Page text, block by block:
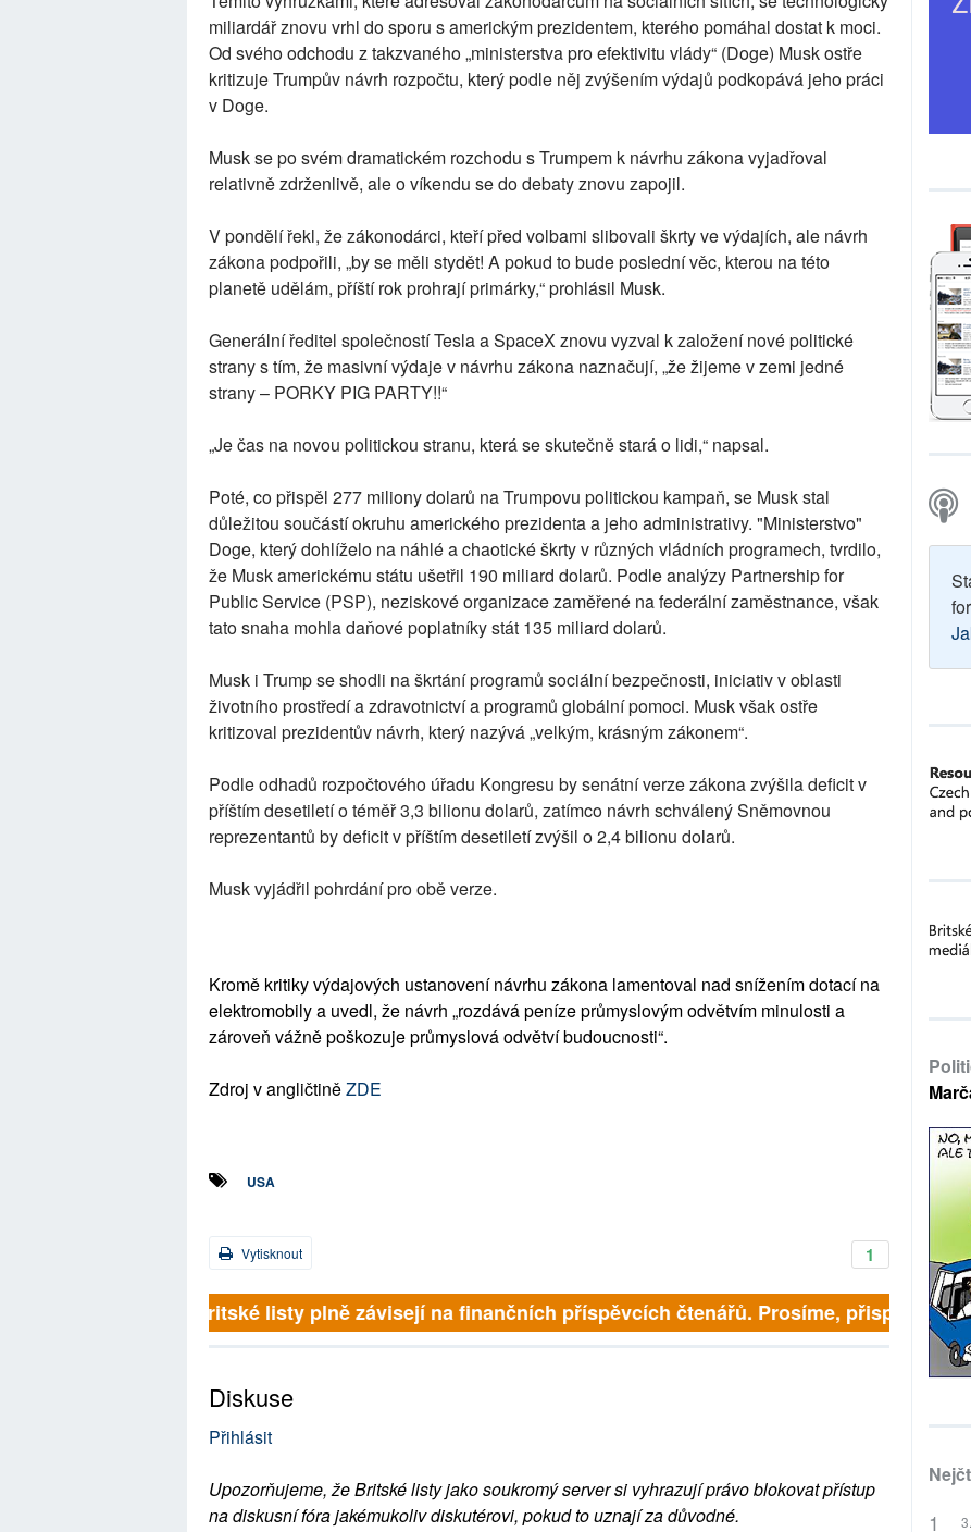
miliardář znovu vrhl do sporu s americkým prezidentem, kterého pomáhal dostat k moci.
Od svého odchodu z takzvaného „ministerstva pro efektivitu vlády“ (Doge) Musk ostře
kritizuje Trumpův návrh rozpočtu, který podle něj zvýšením výdajů podkopává jeho práci
v Doge.
Musk se po svém dramatickém rozchodu s Trumpem k návrhu zákona vyjadřoval
relativně zdrženlivě, ale o víkendu se do debaty znovu zapojil.
V pondělí řekl, že zákonodárci, kteří před volbami slibovali škrty ve výdajích, ale návrh
zákona podpořili, „by se měli stydět! A pokud to bude poslední věc, kterou na této
planetě udělám, příští rok prohrají primárky,“ prohlásil Musk.
Generální ředitel společností Tesla a SpaceX znovu vyzval k založení nové politické
strany s tím, že masivní výdaje v návrhu zákona naznačují, „že žijeme v zemi jedné
strany – PORKY PIG PARTY!!“
„Je čas na novou politickou stranu, která se skutečně stará o lidi,“ napsal.
Poté, co přispěl 277 miliony dolarů na Trumpovu politickou kampaň, se Musk stal
důležitou součástí okruhu amerického prezidenta a jeho administrativy. "Ministerstvo"
Doge, který dohlíželo na náhlé a chaotické škrty v různých vládních programech, tvrdilo,
že Musk americkému státu ušetřil 190 miliard dolarů. Podle analýzy Partnership for
Public Service (PSP), neziskové organizace zaměřené na federální zaměstnance, však
tato snaha mohla daňové poplatníky stát 135 miliard dolarů.
Musk i Trump se shodli na škrtání programů sociální bezpečnosti, iniciativ v oblasti
životního prostředí a zdravotnictví a programů globální pomoci. Musk však ostře
kritizoval prezidentův návrh, který nazývá „velkým, krásným zákonem“.
Podle odhadů rozpočtového úřadu Kongresu by senátní verze zákona zvýšila deficit v
příštím desetiletí o téměř 3,3 bilionu dolarů, zatímco návrh schválený Sněmovnou
reprezentantů by deficit v příštím desetiletí zvýšil o 2,4 bilionu dolarů.
Musk vyjádřil pohrdání pro obě verze.
Kromě kritiky výdajových ustanovení návrhu zákona lamentoval nad snížením dotací na
elektromobily a uvedl, že návrh „rozdává peníze průmyslovým odvětvím minulosti a
zároveň vážně poškozuje průmyslová odvětví budoucnosti“.
Zdroj v angličtiněZDE
USA
1
Vytisknout
Britské listy plně závisejí na finančních příspěvcích čtenářů. Prosíme, přispějte. ➥
Diskuse
Přihlásit
Upozorňujeme, že Britské listy jako soukromý server si vyhrazují právo blokovat přístup
na diskusní fóra jakémukoliv diskutérovi, pokud to uznají za důvodné.